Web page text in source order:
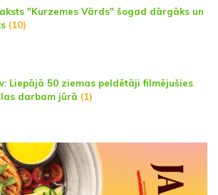
"Kurzemes Vārds" šogad dārgāks un
(10)
Liepājā 50 ziemas peldētāji filmējušies
darbam jūrā (1)